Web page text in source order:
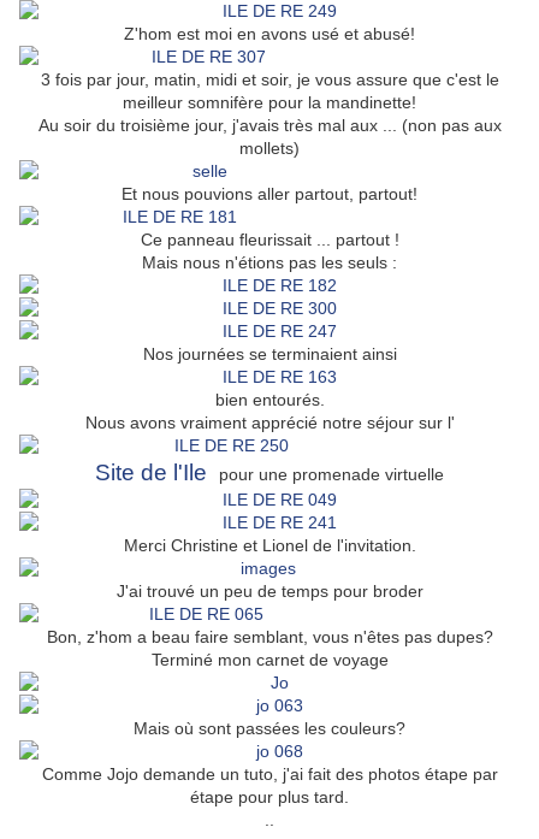
Z'hom est moi en avons usé et abusé!
3 fois par jour, matin, midi et soir, je vous assure que c'est le
meilleur somnifère pour la mandinette!
Au soir du troisième jour, j'avais très mal aux ... (non pas aux
mollets)
Et nous pouvions aller partout, partout!
Ce panneau fleurissait ... partout !
Mais nous n'étions pas les seuls :
Nos journées se terminaient ainsi
bien entourés.
Nous avons vraiment apprécié notre séjour sur l'
Site de l'Ile pour une promenade virtuelle
Merci Christine et Lionel de l'invitation.
J'ai trouvé un peu de temps pour broder
Bon, z'hom a beau faire semblant, vous n'êtes pas dupes?
Terminé mon carnet de voyage
Mais où sont passées les couleurs?
Comme Jojo demande un tuto, j'ai fait des photos étape par
étape pour plus tard.